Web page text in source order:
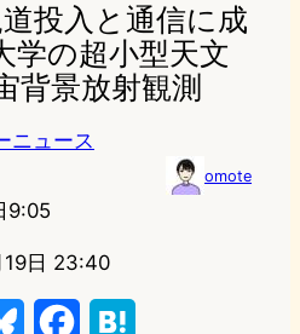
投入と通信に成
学の超小型天文
背景放射観測
ニュース
omote
9:05
日 23:40